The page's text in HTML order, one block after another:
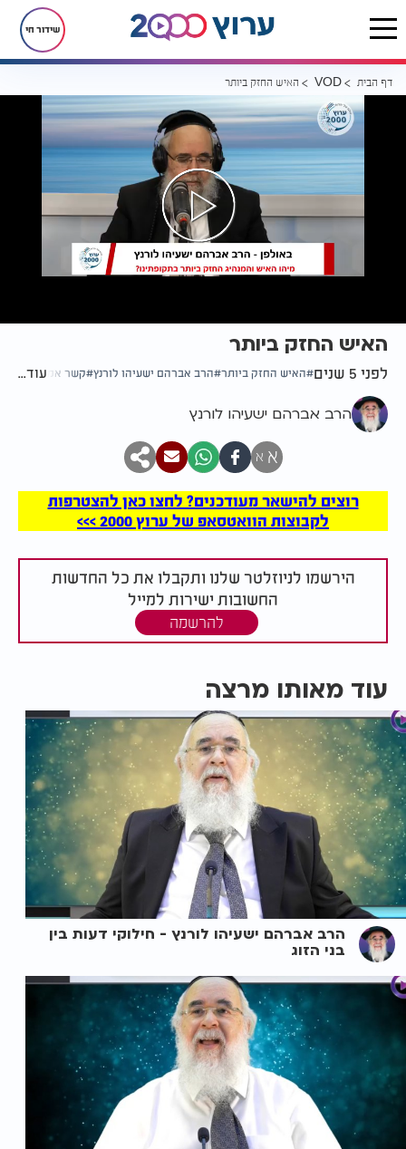
שידור חי
דף הבית VOD האיש החזק ביותר
האיש החזק ביותר
לפני 5 שנים האיש החזק ביותר הרב אברהם ישעיהו לורנץ קשר אמיתיעוד...
הרב אברהם ישעיהו לורנץ
א א
רוצים להישאר מעודכנים? לחצו כאן להצטרפות
לקבוצות הוואטסאפ של ערוץ 2000 >>>
הירשמו לניוזלטר שלנו ותקבלו את כל החדשות
החשובות ישירות למייל
להרשמה
עוד מאותו מרצה
הרב אברהם ישעיהו לורנץ - חילוקי דעות בין
בני הזוג